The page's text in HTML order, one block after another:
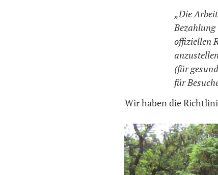
„Die
offiziellen
(für
für
Wir haben die